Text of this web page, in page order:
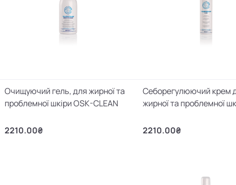
Очищуючий гель, для жирної та
проблемної шкіри OSK-CLEAN
2210.00₴
Себорегулюючий крем
жирної та проблемної
2210.00₴